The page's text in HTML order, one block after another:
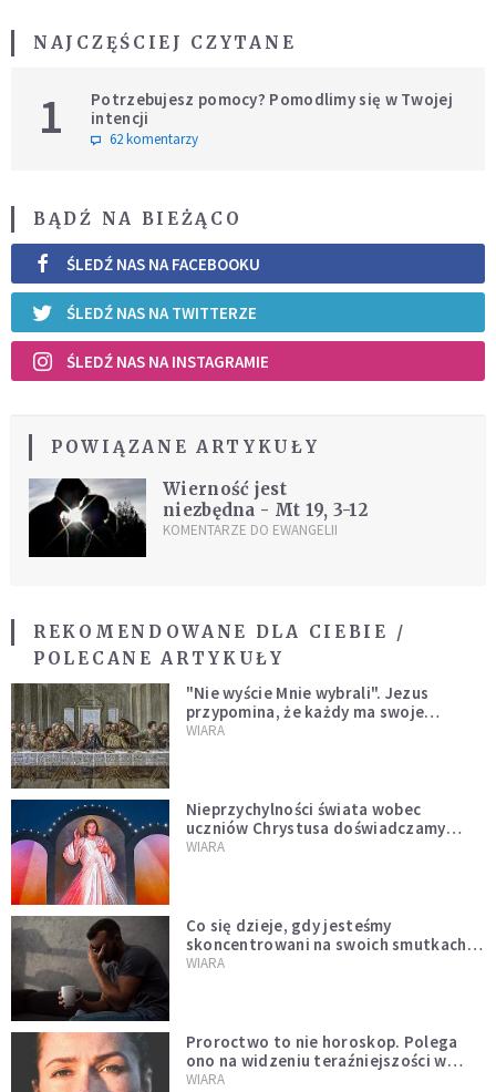
NAJCZĘŚCIEJ CZYTANE
1
Potrzebujesz pomocy? Pomodlimy się w Twojej
intencji
62 komentarzy
BĄDŹ NA BIEŻĄCO
ŚLEDŹ NAS NA FACEBOOKU
ŚLEDŹ NAS NA TWITTERZE
ŚLEDŹ NAS NA INSTAGRAMIE
POWIĄZANE ARTYKUŁY
Wierność jest
niezbędna - Mt 19, 3-12
KOMENTARZE DO EWANGELII
REKOMENDOWANE DLA CIEBIE /
POLECANE ARTYKUŁY
"Nie wyście Mnie wybrali". Jezus
przypomina, że każdy ma swoje
miejsce i swoją misję
WIARA
Nieprzychylności świata wobec
uczniów Chrystusa doświadczamy
wszyscy, również dzisiaj
WIARA
Co się dzieje, gdy jesteśmy
skoncentrowani na swoich smutkach?
Mówi o tym św. Jan
WIARA
Proroctwo to nie horoskop. Polega
ono na widzeniu teraźniejszości w
świetle przeszłości Jezusa
WIARA